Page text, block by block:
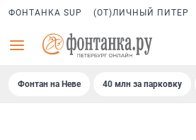
ФОНТАНКА SUP (ОТ)ЛИЧНЫЙ ПИТЕР
Фонтан на Неве 40 млн за парковку